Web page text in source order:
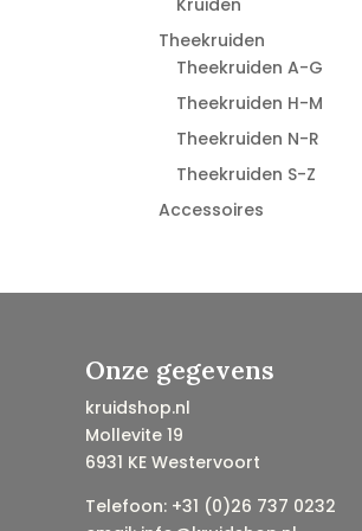
Kruiden
Theekruiden
Theekruiden A-G
Theekruiden H-M
Theekruiden N-R
Theekruiden S-Z
Accessoires
Onze gegevens
kruidshop.nl
Mollevite 19
6931 KE Westervoort
Telefoon: +31 (0)26 737 0232